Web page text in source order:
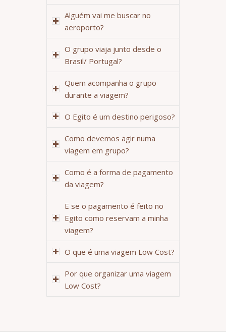
Alguém vai me buscar no
aeroporto?
O grupo viaja junto desde o
Brasil/ Portugal?
Quem acompanha o grupo
durante a viagem?
O Egito é um destino perigoso?
Como devemos agir numa
viagem em grupo?
Como é a forma de pagamento
da viagem?
E se o pagamento é feito no
Egito como reservam a minha
viagem?
O que é uma viagem Low Cost?
Por que organizar uma viagem
Low Cost?